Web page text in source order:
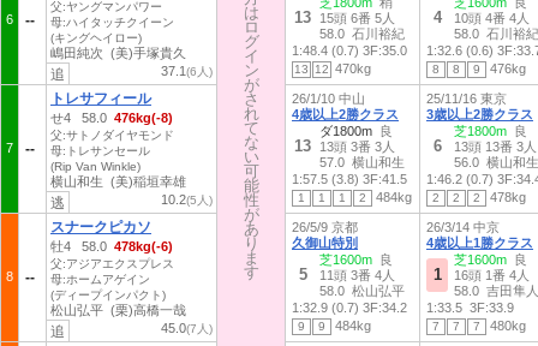
は
ロ
グ
イ
ン
が
さ
れ
て
な
い
可
能
性
が
あ
り
ま
す
6
父:ヤングマンパワー
母:ハイタッチクイーン
(キングヘイロー)
嶋田純次 (美)手塚貴久
37.1(6人)
追
7
トレサフィール
せ4 58.0 476kg(-8)
父:サトノダイヤモンド
母:トレサンセール
(Rip Van Winkle)
横山和生 (美)稲垣幸雄
10.2(5人)
逃
8
スナークピカソ
牡4 58.0 478kg(-6)
父:アジアエクスプレス
母:ホームアゲイン
(ディープインパクト)
松山弘平 (栗)高橋一哉
45.0(7人)
追
は
ロ
グ
イ
ン
が
さ
れ
て
な
い
可
能
性
が
あ
り
ま
す
13
15頭 6番 5人
58.0 石川裕紀
1:48.4 (0.7) 3F:35.0
13 12 470kg
4
10頭 4番 4人
58.0 石川裕紀
1:32.6 (0.6)
8 8 9 476kg
26/1/10 中山
4歳以上2勝クラス
13
ダ1800m 良
13頭 3番 3人
57.0 横山和生
1:57.5 (3.8) 3F:41.5
1 1 1 2 484kg
25/11/16 東京
3歳以上2勝クラス
6
芝1800m 良
13頭 13番 3人
56.0 横山和生
1:46.2 (0.7)
2 2 2 478kg
26/5/9 京都
久御山特別
5
芝1600m 良
11頭 3番 4人
58.0 松山弘平
1:32.9 (0.7) 3F:34.2
9 9 484kg
26/3/14 中京
4歳以上1勝クラス
1
芝1600m 良
16頭 1番 4人
58.0 吉田隼人
1:33.5 3F:33.9
7 7 7 480kg